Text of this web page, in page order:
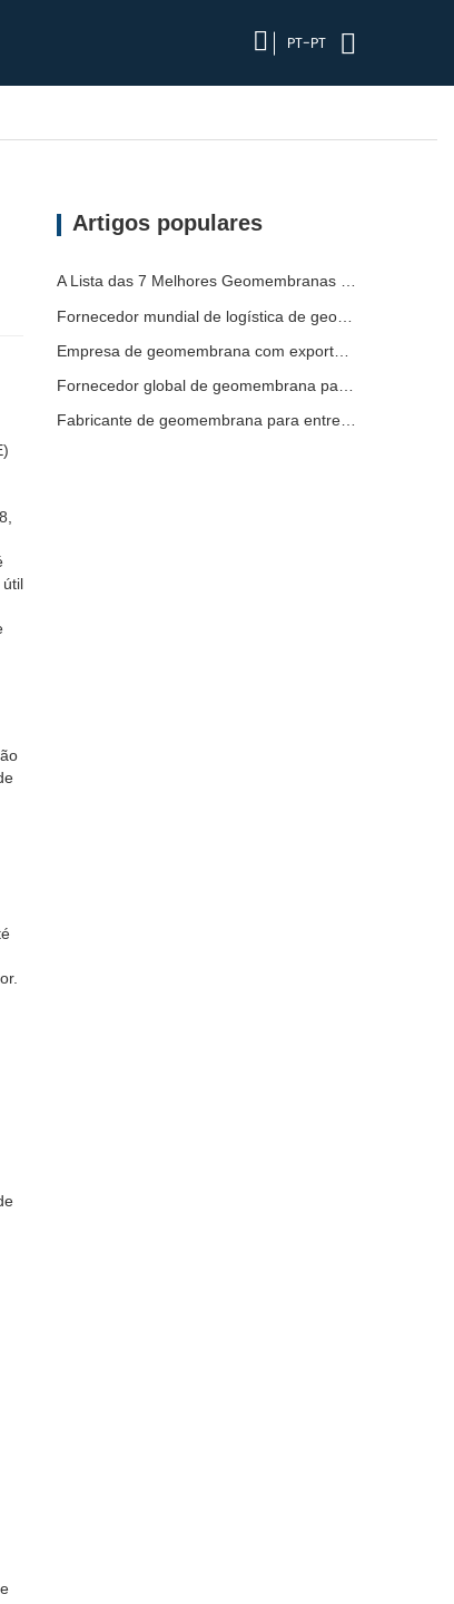
PT-PT
útil
Artigos populares
A Lista das 7 Melhores Geomembranas HDPE 2mm
Fabricante de geomembrana para entrega de projetos